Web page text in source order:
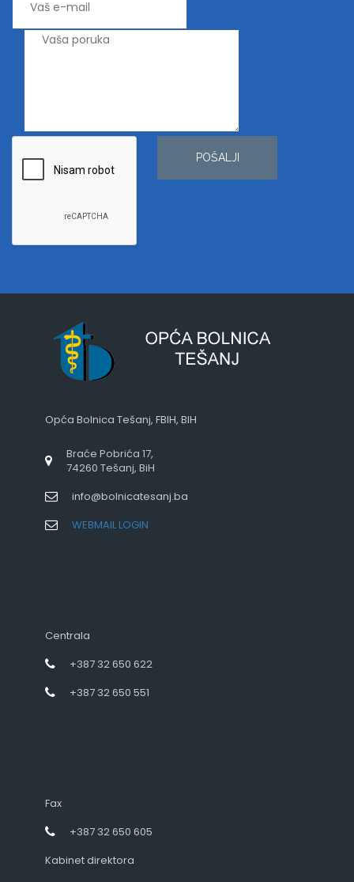
POŠALJI
Opća Bolnica Tešanj, FBIH, BIH
Braće Pobrića 17,
74260 Tešanj, BiH
info@bolnicatesanj.ba
WEBMAIL LOGIN
Centrala
+387 32 650 622
+387 32 650 551
Fax
+387 32 650 605
Kabinet direktora